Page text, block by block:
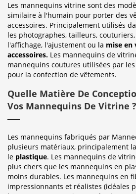
Les mannequins vitrine sont des
similaire à l'humain pour porter des
accessoires. Principalement utilisés
les photographes, tailleurs,
l'affichage, l'ajustement ou la mise en
accessoires. Les mannequins de
mannequins coutures utilisées par
pour la confection de vêtements.
Quelle Matière De
Vos Mannequins De Vitrine ?
Les mannequins fabriqués par
plusieurs matériaux, principalement la
le plastique. Les mannequins de
plus chers que les mannequins en
moins durables. Les mannequins en
impressionnants et réalistes (idéales